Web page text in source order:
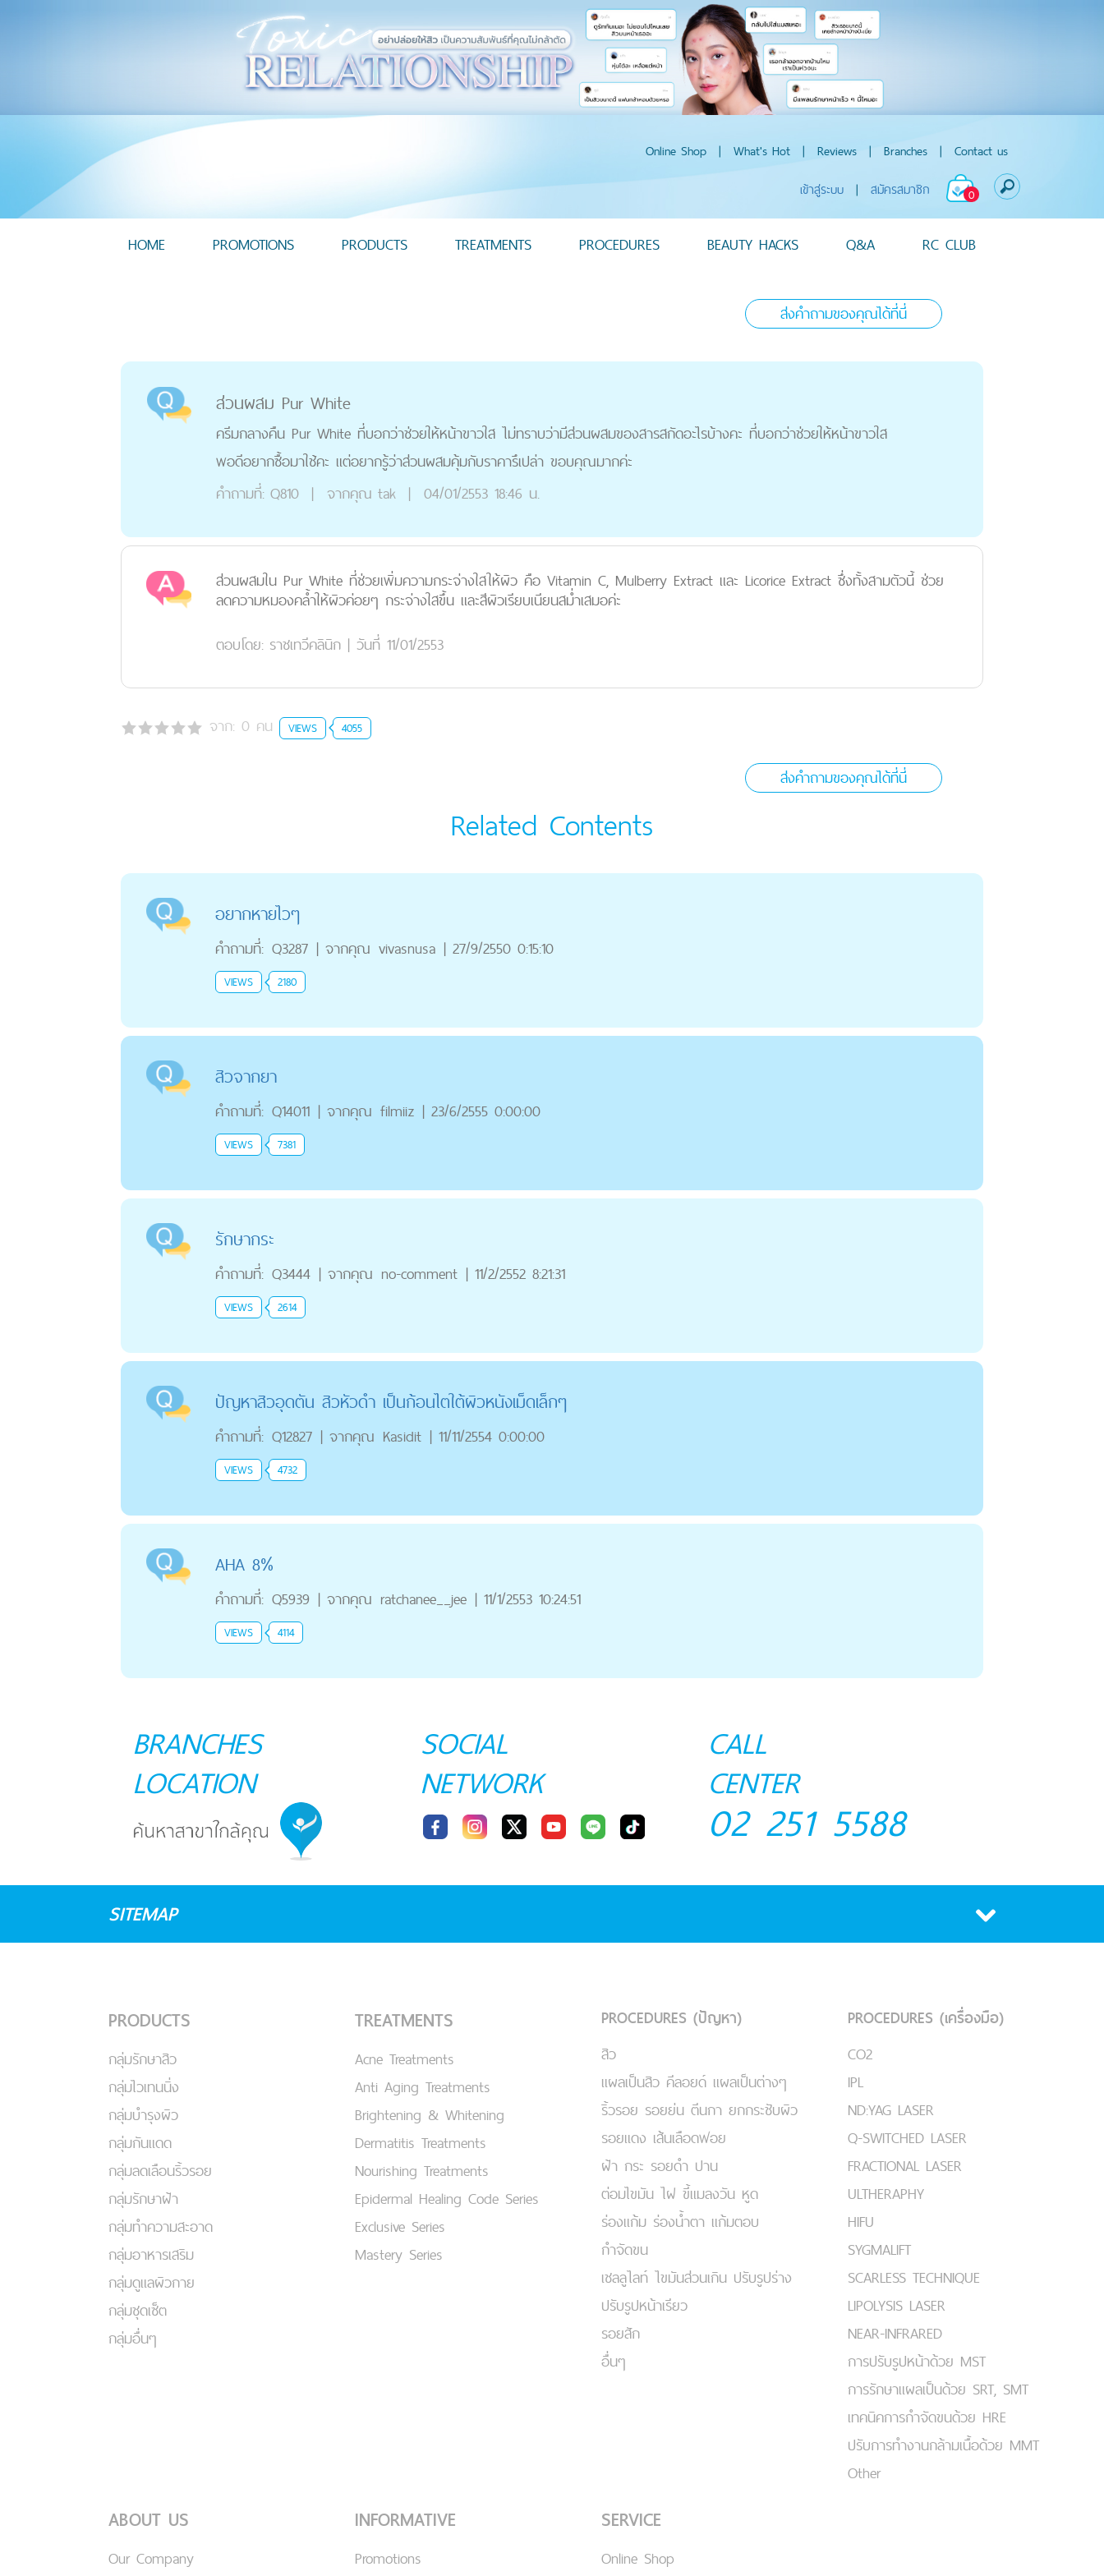
Online Shop | What's Hot | Reviews | Branches | Contact us
0
เข้าสู่ระบบ | สมัครสมาชิก
HOME PROMOTIONS PRODUCTS TREATMENTS PROCEDURES BEAUTY HACKS Q&A RC CLUB
ส่งคำถามของคุณได้ที่นี่
ส่วนผสม Pur White
ครีมกลางคืน Pur White ที่บอกว่าช่วยให้หน้าขาวใส ไม่ทราบว่ามีส่วนผสมของสารสกัดอะไรบ้างคะ ที่บอกว่าช่วยให้หน้าขาวใส
พอดีอยากซื้อมาใช้คะ แต่อยากรู้ว่าส่วนผสมคุ้มกับราคารึเปล่า ขอบคุณมากค่ะ
คำถามที่: Q810 | จากคุณ tak | 04/01/2553 18:46 น.
ส่วนผสมใน Pur White ที่ช่วยเพิ่มความกระจ่างใสให้ผิว คือ Vitamin C, Mulberry Extract และ Licorice Extract ซึ่งทั้งสามตัวนี้ ช่วย
ลดความหมองคล้ำให้ผิวค่อยๆ กระจ่างใสขึ้น และสีผิวเรียบเนียนสม่ำเสมอค่ะ
ตอบโดย: ราชเทวีคลินิก | วันที่ 11/01/2553
จาก: 0 คน VIEWS 4055
ส่งคำถามของคุณได้ที่นี่
Related Contents
อยากหายไวๆ
คำถามที่: Q3287 | จากคุณ vivasnusa | 27/9/2550 0:15:10
VIEWS 2180
สิวจากยา
คำถามที่: Q14011 | จากคุณ filmiiz | 23/6/2555 0:00:00
VIEWS 7381
รักษากระ
คำถามที่: Q3444 | จากคุณ no-comment | 11/2/2552 8:21:31
VIEWS 2614
ปัญหาสิวอุดตัน สิวหัวดำ เป็นก้อนไตใต้ผิวหนังเม็ดเล็กๆ
คำถามที่: Q12827 | จากคุณ Kasidit | 11/11/2554 0:00:00
VIEWS 4732
AHA 8%
คำถามที่: Q5939 | จากคุณ ratchanee__jee | 11/1/2553 10:24:51
VIEWS 4114
BRANCHES
LOCATION
SOCIAL
NETWORK
CALL
CENTER
02 251 5588
SITEMAP
PRODUCTS
กลุ่มรักษาสิว
กลุ่มไวเทนนิ่ง
กลุ่มบำรุงผิว
กลุ่มกันแดด
กลุ่มลดเลือนริ้วรอย
กลุ่มรักษาฝ้า
กลุ่มทำความสะอาด
กลุ่มอาหารเสริม
กลุ่มดูแลผิวกาย
กลุ่มชุดเซ็ต
กลุ่มอื่นๆ
TREATMENTS
Acne Treatments
Anti Aging Treatments
Brightening & Whitening
Dermatitis Treatments
Nourishing Treatments
Epidermal Healing Code Series
Exclusive Series
Mastery Series
PROCEDURES (ปัญหา)
สิว
แผลเป็นสิว คีลอยด์ แผลเป็นต่างๆ
ริ้วรอย รอยย่น ตีนกา ยกกระชับผิว
รอยแดง เส้นเลือดฟอย
ฝ้า กระ รอยดำ ปาน
ต่อมไขมัน ไฝ ขี้แมลงวัน หูด
ร่องแก้ม ร่องน้ำตา แก้มตอบ
กำจัดขน
เชลลูไลท์ ไขมันส่วนเกิน ปรับรูปร่าง
ปรับรูปหน้าเรียว
รอยสัก
อื่นๆ
PROCEDURES (เครื่องมือ)
CO2
IPL
ND:YAG LASER
Q-SWITCHED LASER
FRACTIONAL LASER
ULTHERAPHY
HIFU
SYGMALIFT
SCARLESS TECHNIQUE
LIPOLYSIS LASER
NEAR-INFRARED
การปรับรูปหน้าด้วย MST
การรักษาแผลเป็นด้วย SRT, SMT
เทคนิคการกำจัดขนด้วย HRE
ปรับการทำงานกล้ามเนื้อด้วย MMT
Other
ABOUT US
Our Company
INFORMATIVE
Promotions
SERVICE
Online Shop